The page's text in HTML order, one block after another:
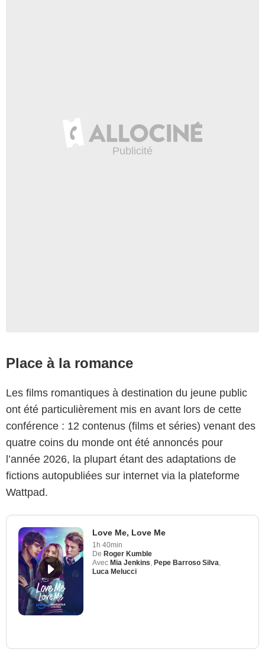
Place à la romance
Les films romantiques à destination du jeune public
ont été particulièrement mis en avant lors de cette
conférence : 12 contenus (films et séries) venant des
quatre coins du monde ont été annoncés pour
l’année 2026, la plupart étant des adaptations de
fictions autopubliées sur internet via la plateforme
Wattpad.
Love Me, Love Me
1h 40min
De Roger Kumble
Avec Mia Jenkins Pepe Barroso Silva
Luca Melucci